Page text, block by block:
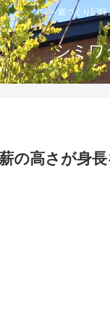
～庭づくり記録
シミワ
の高さが身